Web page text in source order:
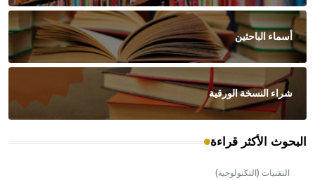
أسماء الباحثين
شراء النسخة الورقية
البحوث الأكثر قراءة
التقنيات (التكنولوجية)